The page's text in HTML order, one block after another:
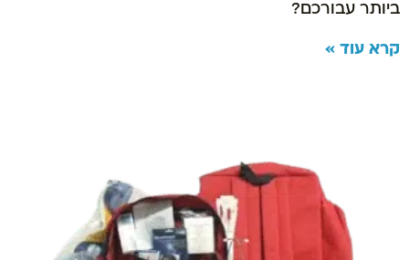
ביותר עבורכם?
קרא עוד »